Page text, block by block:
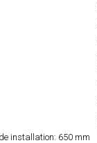
installation: 650 mm